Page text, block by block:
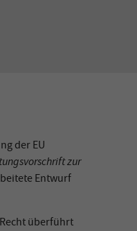
der EU
zur
Entwurf
überführt